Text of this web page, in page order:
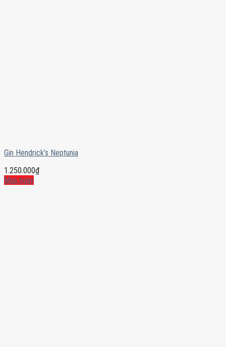
Gin Hendrick’s Neptunia
1.250.000₫
Mua ngay